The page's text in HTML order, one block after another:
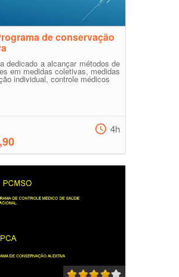
de conservação
dedicado a alcançar métodos de
em medidas coletivas, medidas
individual, controle médicos
4h